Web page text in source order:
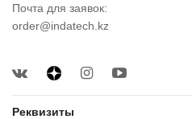
Почта для заявок:
order@indatech.kz
Реквизиты